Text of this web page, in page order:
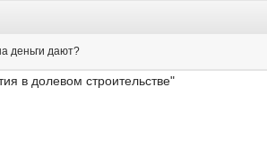
деньги дают?
в долевом строительстве"